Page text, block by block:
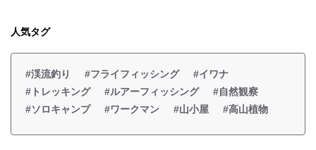
人気タグ
#渓流釣り #フライフィッシング
#イワナ
#トレッキング
#ルアーフィッシング
#自然観察
#ソロキャンプ
#ワークマン #山小屋 #高山植物